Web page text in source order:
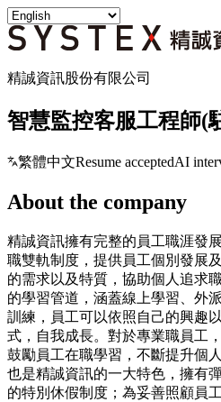
精誠資訊股份有限公司
智慧監控客服工程師(
繁體中文Resume acceptedAI
About the company
精誠資訊擁有完整的員工職涯發
職雙軌制度，提供員工個別發展
的需求以及特質，協助個人追求
的學習管道，涵蓋線上學習、外
訓練，員工可以依照自己的興趣
式，自我成長。對於專業職員工
鼓勵員工在職學習，不斷提升個
也是精誠資訊的一大特色，擁有
的特別休假制度；為妥善照顧員